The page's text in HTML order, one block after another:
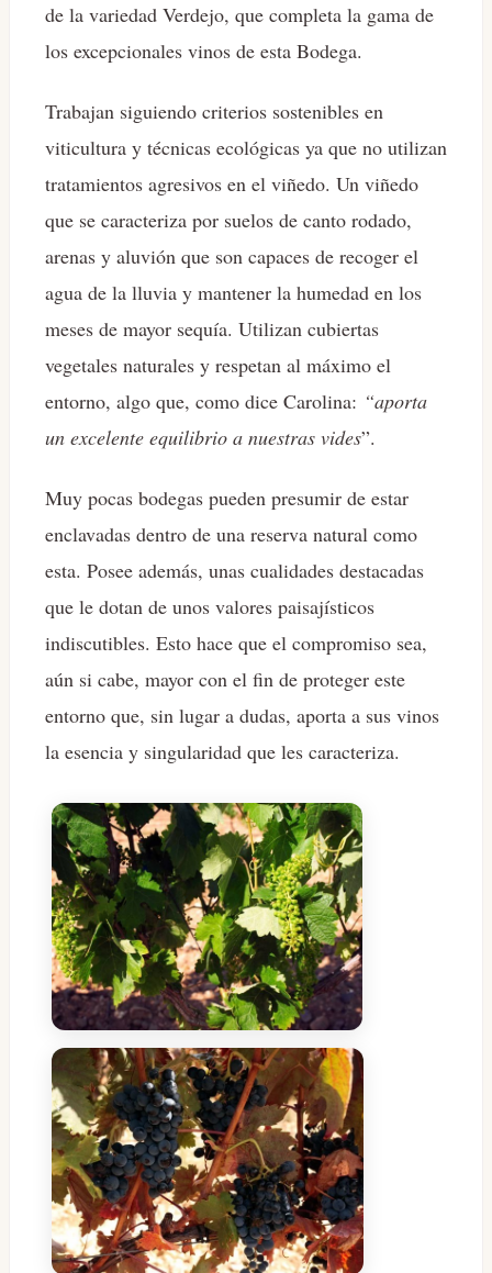
de la variedad Verdejo, que completa la gama de
los excepcionales vinos de esta Bodega.
Trabajan siguiendo criterios sostenibles en
viticultura y técnicas ecológicas ya que no utilizan
tratamientos agresivos en el viñedo. Un viñedo
que se caracteriza por suelos de canto rodado,
arenas y aluvión que son capaces de recoger el
agua de la lluvia y mantener la humedad en los
meses de mayor sequía. Utilizan cubiertas
vegetales naturales y respetan al máximo el
entorno, algo que, como dice Carolina: “aporta
un excelente equilibrio a nuestras vides”.
Muy pocas bodegas pueden presumir de estar
enclavadas dentro de una reserva natural como
esta. Posee además, unas cualidades destacadas
que le dotan de unos valores paisajísticos
indiscutibles. Esto hace que el compromiso sea,
aún si cabe, mayor con el fin de proteger este
entorno que, sin lugar a dudas, aporta a sus vinos
la esencia y singularidad que les caracteriza.